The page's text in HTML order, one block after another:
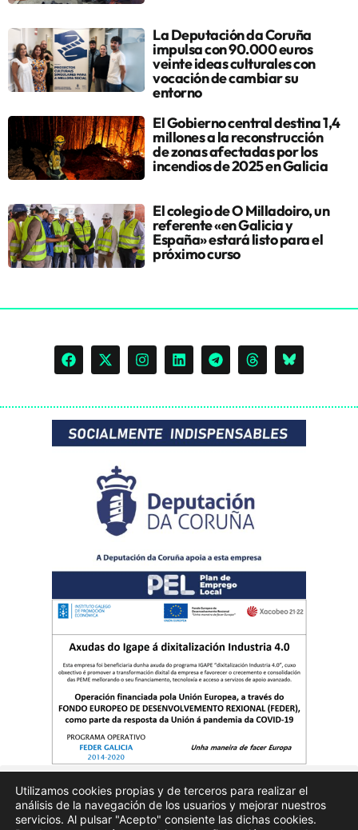
La Deputación da Coruña
impulsa con 90.000 euros
veinte ideas culturales con
vocación de cambiar su
entorno
El Gobierno central destina 1,4
millones a la reconstrucción
de zonas afectadas por los
incendios de 2025 en Galicia
El colegio de O Milladoiro, un
referente «en Galicia y
España» estará listo para el
próximo curso
Quienes somos Publicidad Aviso Legal Politicas de privacidad
Utilizamos cookies propias y de terceros para realizar el
análisis de la navegación de los usuarios y mejorar nuestros
servicios. Al pulsar "Acepto" consiente las dichas cookies.